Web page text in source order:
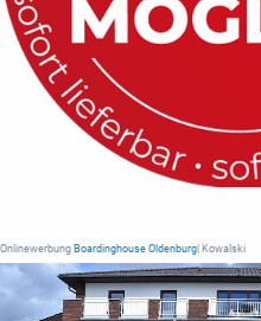
Onlinewerbung Boardinghouse Oldenburg | Kowalski